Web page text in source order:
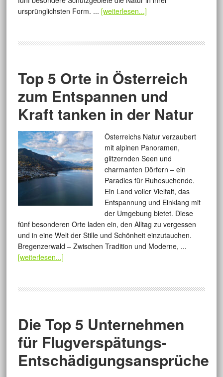
ursprünglichsten Form. ... [weiterlesen...]
Top 5 Orte in Österreich
zum Entspannen und
Kraft tanken in der Natur
Österreichs Natur verzaubert
mit alpinen Panoramen,
glitzernden Seen und
charmanten Dörfern – ein
Paradies für Ruhesuchende.
Ein Land voller Vielfalt, das
Entspannung und Einklang mit
der Umgebung bietet. Diese
fünf besonderen Orte laden ein, den Alltag zu vergessen
und in eine Welt der Stille und Schönheit einzutauchen.
Bregenzerwald – Zwischen Tradition und Moderne, ...
[weiterlesen...]
Die Top 5 Unternehmen
für Flugverspätungs-
Entschädigungsansprüche